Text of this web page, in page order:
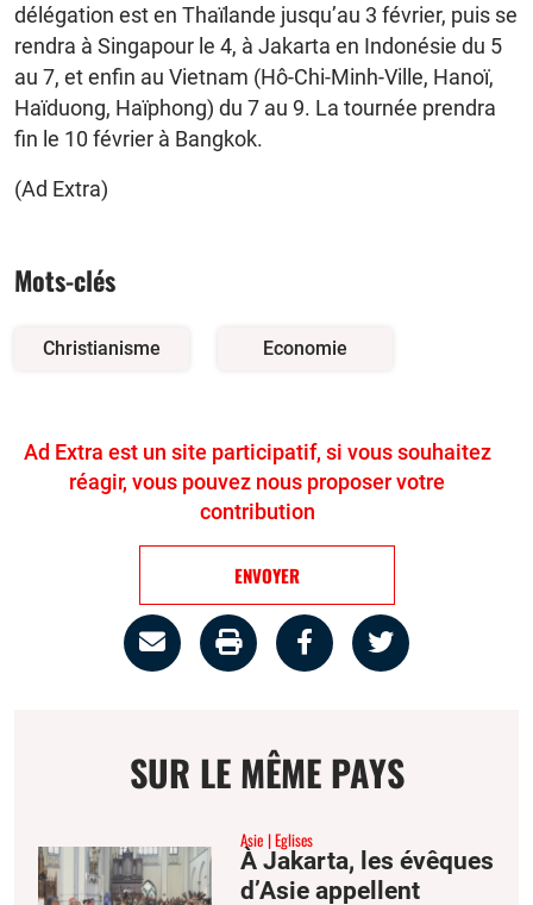
délégation est en Thaïlande jusqu’au 3 février, puis se
rendra à Singapour le 4, à Jakarta en Indonésie du 5
au 7, et enfin au Vietnam (Hô-Chi-Minh-Ville, Hanoï,
Haïduong, Haïphong) du 7 au 9. La tournée prendra
fin le 10 février à Bangkok.
(Ad Extra)
Mots-clés
Christianisme Economie
Ad Extra est un site participatif, si vous souhaitez
réagir, vous pouvez nous proposer votre
contribution
ENVOYER
Partage
par
ImprimerPartager
sur
Partager
SUR LE MÊME PAYS
Asie Eglises
À Jakarta, les évêques
d’Asie appellent